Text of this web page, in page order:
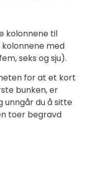
kolonnene til
med
seks og sju).
for at et kort
bunken, er
unngår du å sitte
toer begravd